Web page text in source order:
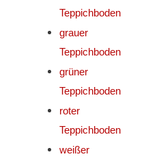
Teppichboden
grauer
Teppichboden
grüner
Teppichboden
roter
Teppichboden
weißer